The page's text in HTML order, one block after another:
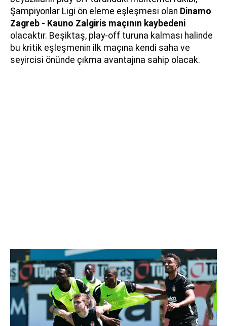
Şampiyonlar Ligi ön eleme eşleşmesi olan Dinamo
Zagreb - Kauno Zalgiris maçının kaybedeni
olacaktır. Beşiktaş, play-off turuna kalması halinde
bu kritik eşleşmenin ilk maçına kendi saha ve
seyircisi önünde çıkma avantajına sahip olacak.